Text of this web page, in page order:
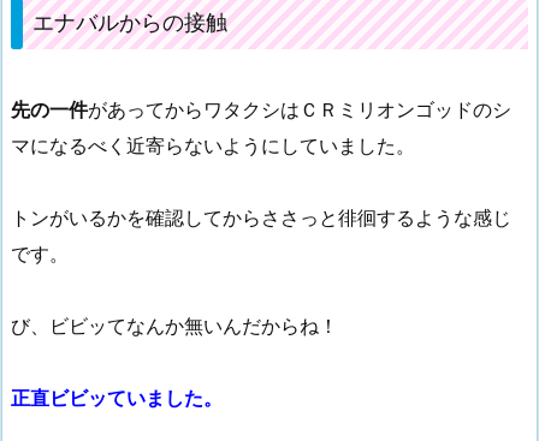
エナバルからの接触
先の一件があってからワタクシはＣＲミリオンゴッドのシ
マになるべく近寄らないようにしていました。
トンがいるかを確認してからささっと徘徊するような感じ
です。
び、ビビッてなんか無いんだからね！
正直ビビッていました。